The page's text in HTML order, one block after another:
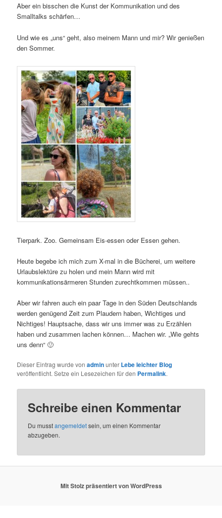
Aber ein bisschen die Kunst der Kommunikation und des
Smalltalks schärfen…
Und wie es „uns“ geht, also meinem Mann und mir? Wir genießen
den Sommer.
Tierpark. Zoo. Gemeinsam Eis-essen oder Essen gehen.
Heute begebe ich mich zum X-mal in die Bücherei, um weitere
Urlaubslektüre zu holen und mein Mann wird mit
kommunikationsärmeren Stunden zurechtkommen müssen..
Aber wir fahren auch ein paar Tage in den Süden Deutschlands
werden genügend Zeit zum Plaudern haben, Wichtiges und
Nichtiges! Hauptsache, dass wir uns immer was zu Erzählen
haben und zusammen lachen können… Machen wir. „Wie gehts
uns denn“ 🙂
Dieser Eintrag wurde vonadminunter Lebe leichter Blog
veröffentlicht. Setze ein Lesezeichen für den Permalink.
Schreibe einen Kommentar
Du musstangemeldetsein, um einen Kommentar
abzugeben.
Mit Stolz präsentiert von WordPress